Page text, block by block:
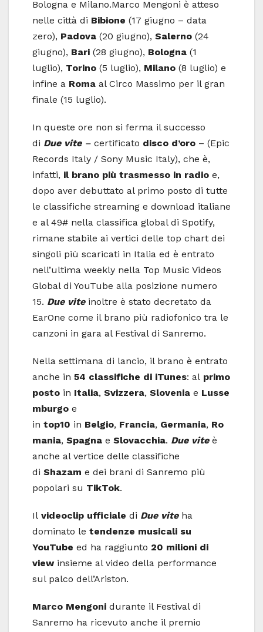
Bologna e Milano.Marco Mengoni è atteso
nelle città di Bibione (17 giugno – data
zero), Padova (20 giugno), Salerno (24
giugno), Bari (28 giugno), Bologna (1
luglio), Torino (5 luglio), Milano (8 luglio) e
infine a Roma al Circo Massimo per il gran
finale (15 luglio).
In queste ore non si ferma il successo
di Due vite – certificato disco d’oro – (Epic
Records Italy / Sony Music Italy), che è,
infatti, il brano più trasmesso in radio e,
dopo aver debuttato al primo posto di tutte
le classifiche streaming e download italiane
e al 49# nella classifica global di Spotify,
rimane stabile ai vertici delle top chart dei
singoli più scaricati in Italia ed è entrato
nell’ultima weekly nella Top Music Videos
Global di YouTube alla posizione numero
15. Due viteinoltre è stato decretato da
EarOne come il brano più radiofonico tra le
canzoni in gara al Festival di Sanremo.
Nella settimana di lancio, il brano è entrato
anche in 54 classifiche di iTunes: al primo
posto in Italia, Svizzera, Slovenia e Lusse
mburgo e
in top10 in Belgio, Francia, Germania, Ro
mania, Spagna e Slovacchia. Due viteè
anche al vertice delle classifiche
di Shazam e dei brani di Sanremo più
popolari su TikTok.
Il videoclip ufficiale di Due viteha
dominato le tendenze musicali su
YouTube ed ha raggiunto 20 milioni di
viewinsieme al video della performance
sul palco dell’Ariston.
Marco Mengoni durante il Festival di
Sanremo ha ricevuto anche il premio